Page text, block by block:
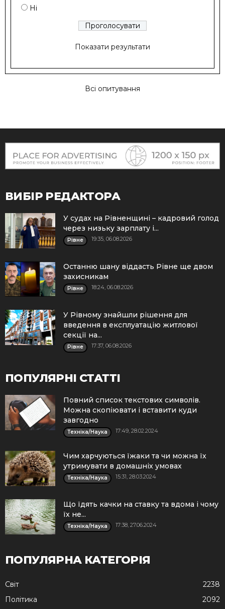
Ні
Показати результати
Всі опитування
ВИБІР РЕДАКТОРА
У судах на Рівненщині – кадровий голод
через низьку зарплату і...
Рівне 19:35, 06.08.2026
Останню шану віддасть Рівне ще двом
захисникам
Рівне 18:24, 06.08.2026
У Рівному знайшли рішення для
введення в експлуатацію житлової
секції на...
Рівне 17:37, 06.08.2026
ПОПУЛЯРНІ СТАТТІ
Повний список текстових символів.
Можна скопіювати і вставити куди
завгодно
Техніка/Наука 17:49, 28.02.2024
Чим харчуються їжаки та чи можна їх
утримувати в домашніх умовах
Техніка/Наука 15:31, 28.03.2024
Що їдять качки на ставку та вдома і чому
їх не...
Техніка/Наука 17:38, 27.06.2024
ПОПУЛЯРНА КАТЕГОРІЯ
Cвіт
2238
Політика
2092